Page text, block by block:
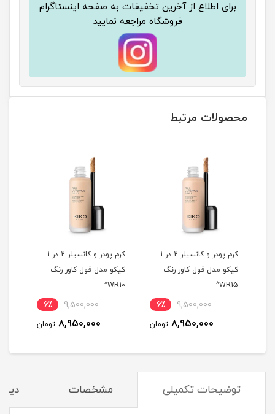
برای اطلاع از آخرین تخفیفات به صفحه اینستاگرام
فروشگاه مراجعه نمایید
محصولات مرتبط
کرم پودر و کانسیلر 2 در 1
کیکو مدل فول کاور رنگ
WR15^
9,500,000 6٪
8,950,000 تومان
کرم پودر و کانسیلر 2 در 1
کیکو مدل فول کاور رنگ
WR10^
9,500,000 6٪
8,950,000 تومان
توضیحات تکمیلی مشخصات